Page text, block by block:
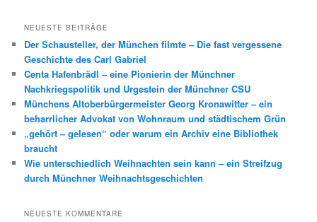
NEUESTE BEITRÄGE
Der Schausteller, der München filmte – Die fast vergessene
Geschichte des Carl Gabriel
Centa Hafenbrädl – eine Pionierin der Münchner
Nachkriegspolitik und Urgestein der Münchner CSU
Münchens Altoberbürgermeister Georg Kronawitter – ein
beharrlicher Advokat von Wohnraum und städtischem Grün
„gehört – gelesen“ oder warum ein Archiv eine Bibliothek
braucht
Wie unterschiedlich Weihnachten sein kann – ein Streifzug
durch Münchner Weihnachtsgeschichten
NEUESTE KOMMENTARE